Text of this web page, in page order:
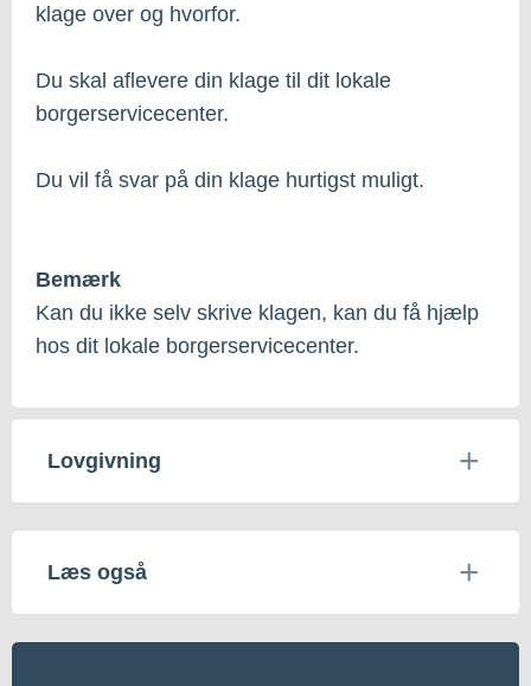
klage over og hvorfor.
Du skal aflevere din klage til dit lokale
borgerservicecenter.
Du vil få svar på din klage hurtigst muligt.
Bemærk
Kan du ikke selv skrive klagen, kan du få hjælp
hos dit lokale borgerservicecenter.
Lovgivning
Læs også